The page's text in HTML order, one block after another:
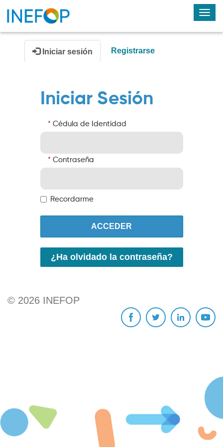
Iniciar sesión Registrarse
Iniciar Sesión
Cédula de Identidad
Contraseña
Recordarme
ACCEDER
¿Ha olvidado la contraseña?
© 2026 INEFOP